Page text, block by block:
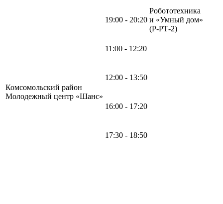
19:00 - 20:20
Робототехника
и «Умный дом»
(Р-РТ-2)
Комсомольский район
Молодежный центр «Шанс»
11:00 - 12:20
12:00 - 13:50
16:00 - 17:20
17:30 - 18:50